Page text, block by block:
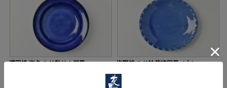
瀧田操 海色 ルリ釉リム深皿 海野裕 ルリ輪花楕円皿（大）
価格： 4,950円(税込)